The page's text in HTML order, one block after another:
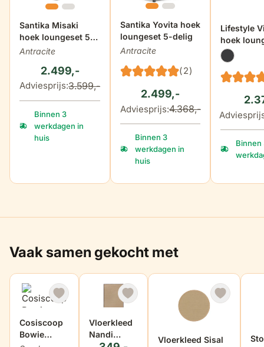
Santika Misaki
hoek loungeset 5-
delig
Antracite
De prijs is afhankelijk van de gekozen opties op de
2.499,-
Adviesprijs:3.599,-
Binnen 3
werkdagen in
huis
Santika Yovita hoek
loungeset 5-delig
Antracite
(2)
De prijs is afhankelijk van de
2.499,-
Adviesprijs:4.368,-
Binnen 3
werkdagen in
huis
Lifestyle
hoek
delig
De prijs
Binnen
Vaak samen gekocht met
Cosiscoop
Bowie
Vloerkleed
Nandi
Vloerkleed Sisal